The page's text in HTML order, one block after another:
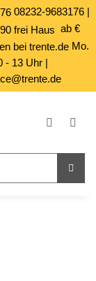
08232-9683176 |
ab €
Mo.
- 13 Uhr |